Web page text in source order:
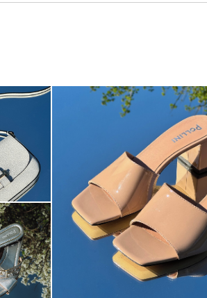
The most-wanted mules and
sale. ...